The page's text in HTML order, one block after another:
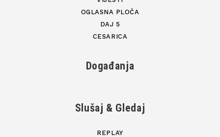
OGLASNA PLOČA
DAJ 5
CESARICA
Događanja
Slušaj & Gledaj
REPLAY